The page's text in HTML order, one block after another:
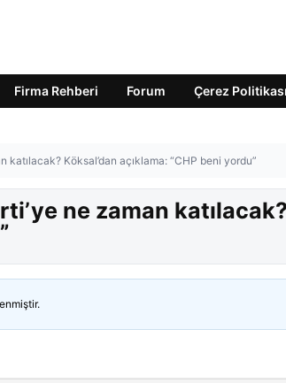
Firma Rehberi Forum Çerez Politikası
Köksal’dan açıklama: “CHP beni yordu”
ne zaman katılacak?